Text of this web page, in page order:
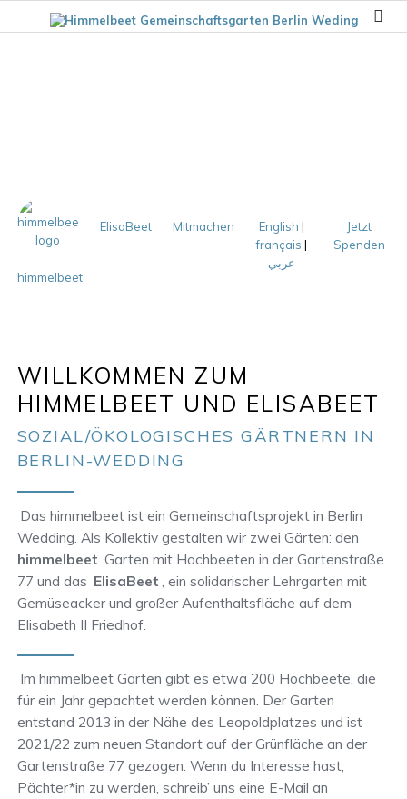
himmelbeet
ElisaBeet Mitmachen English |
français |
عربي
Jetzt
Spenden
WILLKOMMEN ZUM
HIMMELBEET UND ELISABEET
SOZIAL/ÖKOLOGISCHES GÄRTNERN IN
BERLIN-WEDDING
Das himmelbeet ist ein Gemeinschaftsprojekt in Berlin
Wedding. Als Kollektiv gestalten wir zwei Gärten: den
himmelbeet Garten mit Hochbeeten in der Gartenstraße
77 und das ElisaBeet , ein solidarischer Lehrgarten mit
Gemüseacker und großer Aufenthaltsfläche auf dem
Elisabeth II Friedhof.
Im himmelbeet Garten gibt es etwa 200 Hochbeete, die
für ein Jahr gepachtet werden können. Der Garten
entstand 2013 in der Nähe des Leopoldplatzes und ist
2021/22 zum neuen Standort auf der Grünfläche an der
Gartenstraße 77 gezogen. Wenn du Interesse hast,
Pächter*in zu werden, schreib’ uns eine E-Mail an